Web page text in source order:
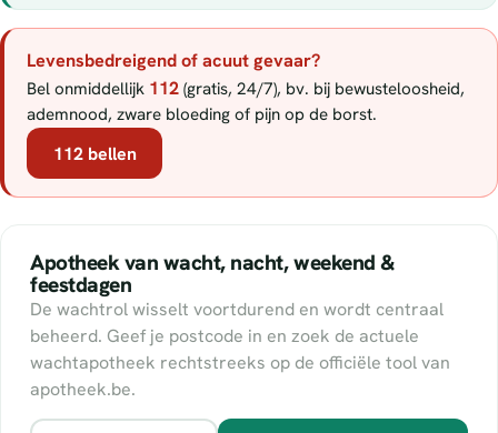
Levensbedreigend of acuut gevaar?
Bel onmiddellijk 112 (gratis, 24/7), bv. bij bewusteloosheid,
ademnood, zware bloeding of pijn op de borst.
112 bellen
Apotheek van wacht, nacht, weekend &
feestdagen
De wachtrol wisselt voortdurend en wordt centraal
beheerd. Geef je postcode in en zoek de actuele
wachtapotheek rechtstreeks op de officiële tool van
apotheek.be.